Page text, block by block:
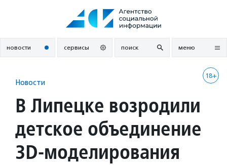
новости сервисы поиск меню
18+
Новости
В Липецке возродили
детское объединение
3D-моделирования